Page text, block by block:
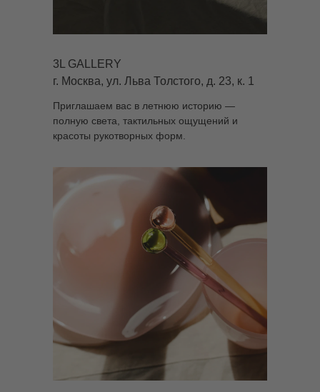
3L GALLERY
г. Москва, ул. Льва Толстого, д. 23, к. 1
Приглашаем вас в летнюю историю —
полную света, тактильных ощущений и
красоты рукотворных форм.